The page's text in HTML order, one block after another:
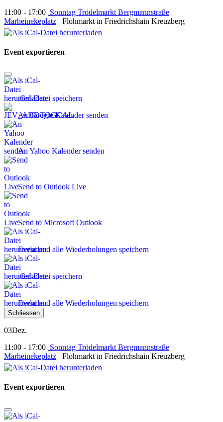
11:00 - 17:00 Sonntag Trödelmarkt Bergmannstraße
Marheinekeplatz Flohmarkt in Friedrichshain Kreuzberg
Event exportieren
iCal-Datei speichern
An Google Kalender senden
An Yahoo Kalender senden
Send to Outlook Live
Send to Microsoft Outlook
Event und alle Wiederholungen speichern
iCal-Datei speichern
Event und alle Wiederholungen speichern
Schliessen
03Dez.
11:00 - 17:00 Sonntag Trödelmarkt Bergmannstraße
Marheinekeplatz Flohmarkt in Friedrichshain Kreuzberg
Event exportieren